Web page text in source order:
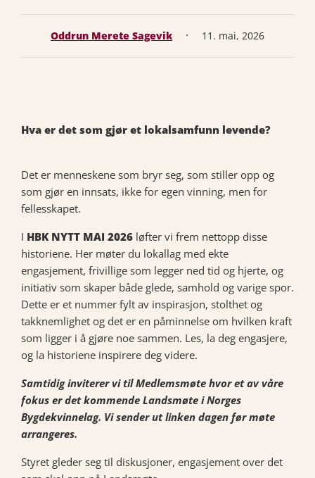
Oddrun Merete Sagevik · 11. mai, 2026
Hva er det som gjør et lokalsamfunn levende?
Det er menneskene som bryr seg, som stiller opp og
som gjør en innsats, ikke for egen vinning, men for
fellesskapet.
I HBK NYTT MAI 2026 løfter vi frem nettopp disse
historiene. Her møter du lokallag med ekte
engasjement, frivillige som legger ned tid og hjerte, og
initiativ som skaper både glede, samhold og varige spor.
Dette er et nummer fylt av inspirasjon, stolthet og
takknemlighet og det er en påminnelse om hvilken kraft
som ligger i å gjøre noe sammen. Les, la deg engasjere,
og la historiene inspirere deg videre.
Samtidig inviterer vi til Medlemsmøte hvor et av våre
fokus er det kommende Landsmøte i Norges
Bygdekvinnelag. Vi sender ut linken dagen før møte
arrangeres.
Styret gleder seg til diskusjoner, engasjement over det